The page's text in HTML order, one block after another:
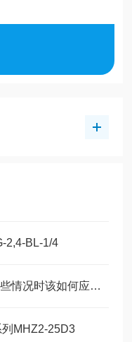
2,4-BL-1/4
CKD电磁阀在使用过程中遇到这些情况时该如何应对？
MHZ2-25D3